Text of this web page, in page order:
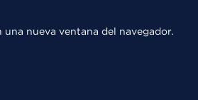
nueva ventana del navegador.